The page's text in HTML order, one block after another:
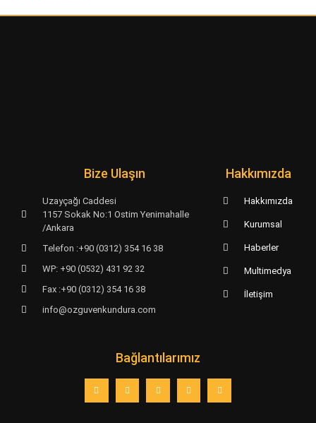
Bize Ulaşın
Uzayçağı Caddesi
1157 Sokak No:1 Ostim Yenimahalle
/Ankara
Telefon :+90 (0312) 354 16 38
WP: +90 (0532) 431 92 32
Fax :+90 (0312) 354 16 38
info@ozguvenkundura.com
Hakkımızda
Hakkımızda
Kurumsal
Haberler
Multimedya
İletişim
Bağlantılarımız